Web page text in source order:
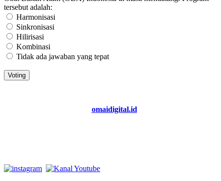
tersebut adalah:
Harmonisasi
Sinkronisasi
Hilirisasi
Kombinasi
Tidak ada jawaban yang tepat
omaidigital.id